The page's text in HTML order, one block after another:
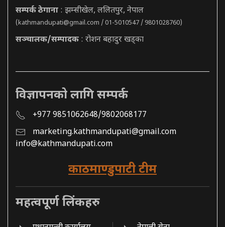
सम्पर्क ठेगाना : झम्सीखेल, ललितपुर, नेपाल
(kathmandupati@gmail.com / 01-5010547 / 9801028760)
सञ्चालक/सम्पादक : रोशन बहादुर खड्का
विज्ञापनको लागि सम्पर्क
+977 9851062648/9802068177
marketing.kathmandupati@gmail.com
info@kathmandupati.com
काठमाण्डुपाटी टीम
महत्वपूर्ण लिंकहरु